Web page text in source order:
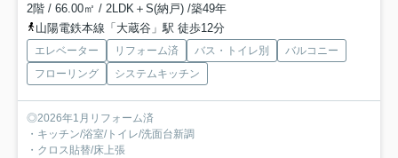
2階 / 66.00㎡ / 2LDK＋S(納戸) /築49年
山陽電鉄本線「大蔵谷」駅 徒歩12分
エレベーター リフォーム済 バス・トイレ別
バルコニー
フローリング
システムキッチン
◎2026年1月リフォーム済
・キッチン/浴室/トイレ/洗面台新調
・クロス貼替/床上張